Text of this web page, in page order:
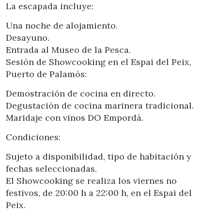
La escapada incluye:
Una noche de alojamiento.
Desayuno.
Entrada al Museo de la Pesca.
Sesión de Showcooking en el Espai del Peix,
Puerto de Palamós:
Demostración de cocina en directo.
Degustación de cocina marinera tradicional.
Maridaje con vinos DO Empordà.
Condiciones:
Sujeto a disponibilidad, tipo de habitación y
fechas seleccionadas.
El Showcooking se realiza los viernes no
festivos, de 20:00 h a 22:00 h, en el Espai del
Peix.